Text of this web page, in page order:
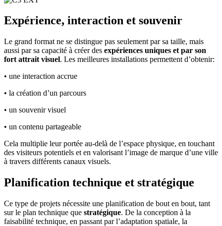
Expérience, interaction et souvenir
Le grand format ne se distingue pas seulement par sa taille, mais
aussi par sa capacité à créer des expériences uniques et par son
fort attrait visuel. Les meilleures installations permettent d’obtenir:
• une interaction accrue
• la création d’un parcours
• un souvenir visuel
• un contenu partageable
Cela multiplie leur portée au-delà de l’espace physique, en touchant
des visiteurs potentiels et en valorisant l’image de marque d’une ville
à travers différents canaux visuels.
Planification technique et stratégique
Ce type de projets nécessite une planification de bout en bout, tant
sur le plan technique que stratégique. De la conception à la
faisabilité technique, en passant par l’adaptation spatiale, la